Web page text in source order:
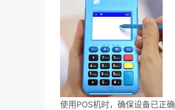
使用POS机时，确保设备已正